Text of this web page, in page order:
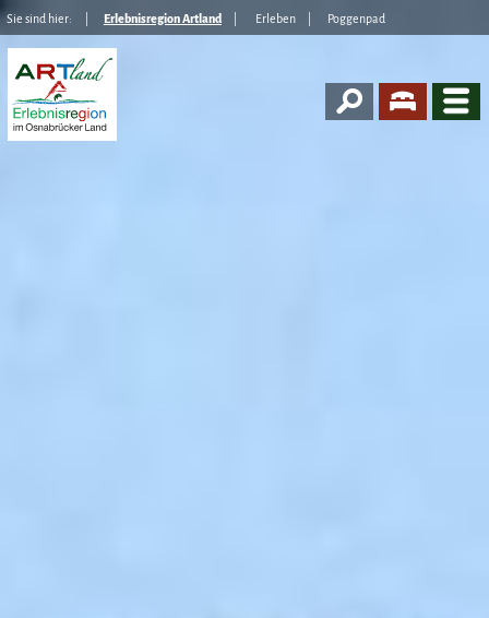
Sie sind hier: Erlebnisregion Artland Erleben Poggenpad